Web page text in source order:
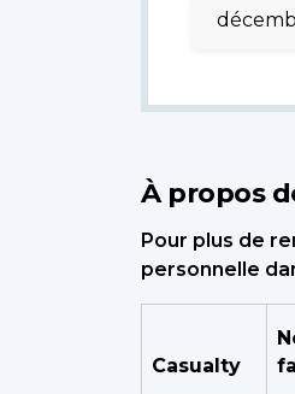
À propos
Pour plus de
personnelle
Casualty